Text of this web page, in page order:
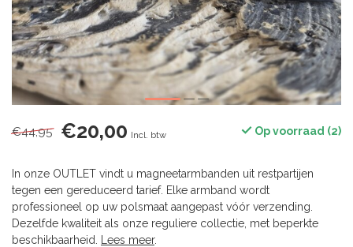
€44,95 €20,00 Incl. btw Op voorraad (2)
In onze OUTLET vindt u magneetarmbanden uit restpartijen
tegen een gereduceerd tarief. Elke armband wordt
professioneel op uw polsmaat aangepast vóór verzending.
Dezelfde kwaliteit als onze reguliere collectie, met beperkte
beschikbaarheid.
Lees meer.